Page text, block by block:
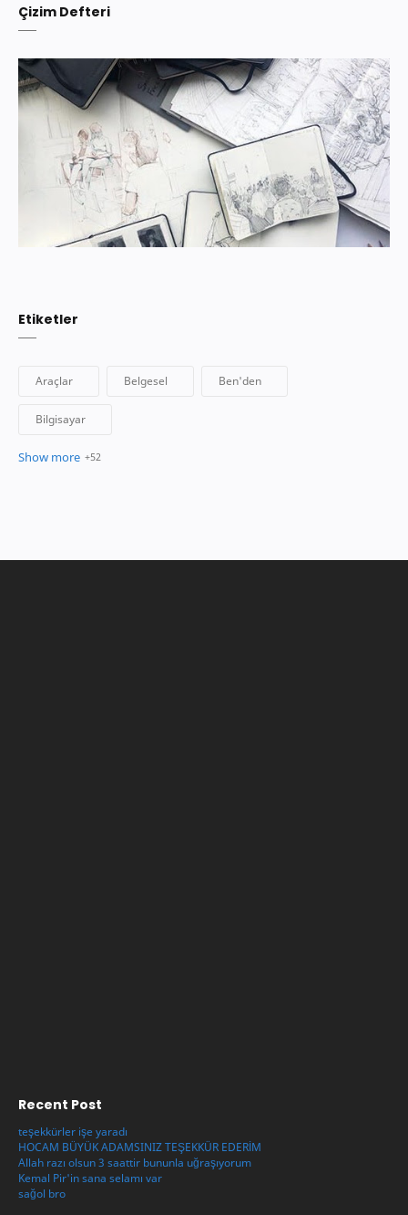
Çizim Defteri
Etiketler
Recent Post
teşekkürler işe yaradı
HOCAM BÜYÜK ADAMSINIZ TEŞEKKÜR EDERİM
Allah razı olsun 3 saattir bununla uğraşıyorum
Kemal Pir'in sana selamı var
sağol bro